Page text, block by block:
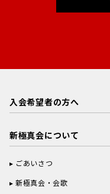
入会希望者の方へ
新極真会について
ごあいさつ
新極真会・会歌